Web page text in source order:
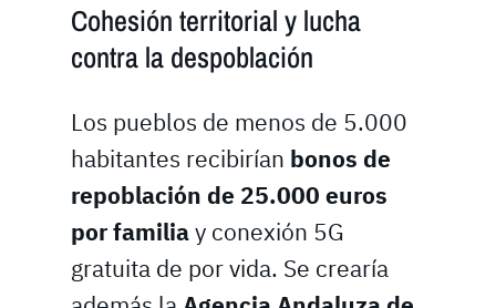
Cohesión territorial y lucha
contra la despoblación
Los pueblos de menos de 5.000
habitantes recibirían bonos de
repoblación de 25.000 euros
por familiay conexión 5G
gratuita de por vida. Se crearía